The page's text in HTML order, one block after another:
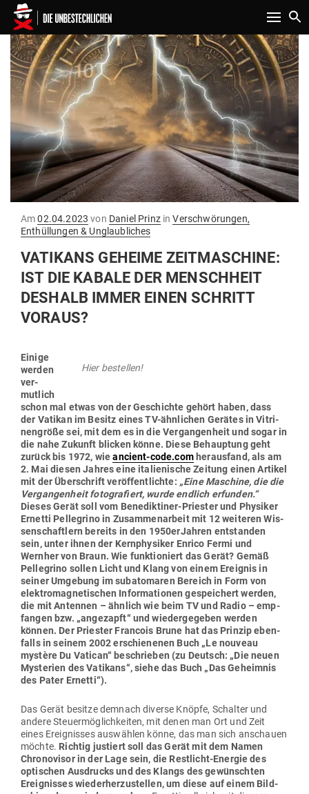
Toggle
AmGepostet
am
02.04.2023 von Daniel PrinzinVerschwörungen,
Enthüllungen & Unglaubliches
VATIKANS GEHEIME ZEIT­MA­SCHINE:
IST DIE KABALE DER MENSCHHEIT
DESHALB IMMER EINEN SCHRITT
VORAUS?
Hier bestellen!
Einige
werden
ver­
mutlich
schon mal etwas von der Geschichte gehört haben, dass
der Vatikan im Besitz eines TV-ähn­lichen Gerätes in Vitri­
nen­größe sei, mit dem es in die Ver­gan­genheit und sogar in
die nahe Zukunft blicken könne. Diese Behauptung geht
zurück bis 1972, wieancient-code.comher­ausfand, als am
2. Mai diesen Jahres eine ita­lie­nische Zeitung einen Artikel
mit der Über­schrift ver­öf­fent­lichte: „Eine Maschine, die die
Ver­gan­genheit foto­gra­fiert, wurde endlich erfunden.“
Dieses Gerät soll vom Bene­dik­tiner-Priester und Phy­siker
Ernetti Pel­le­grino in Zusam­men­arbeit mit 12 wei­teren Wis­
sen­schaftlern bereits in den 1950erJahren ent­standen
sein, unter ihnen der Kern­phy­siker Enrico Fermi und
Wernher von Braun. Wie funk­tio­niert das Gerät? Gemäß
Pel­le­grino sollen Licht und Klang von einem Ereignis in
seiner Umgebung im sub­ato­maren Bereich in Form von
elek­tro­ma­gne­ti­schen Infor­ma­tionen gespei­chert werden,
die mit Antennen – ähnlich wie beim TV und Radio – emp­
fangen bzw. „ange­zapft“ und wie­der­ge­geben werden
können. Der Priester Francois Brune hat das Prinzip eben­
falls in seinem 2002 erschie­nenen Buch „Le nouveau
mystère Du Vatican“ beschrieben (zu Deutsch: „Die neuen
Mys­terien des Vatikans“, siehe das Buch „Das Geheimnis
des Pater Ernetti“).
Das Gerät besitze demnach diverse Knöpfe, Schalter und
andere Steu­er­mög­lich­keiten, mit denen man Ort und Zeit
eines Ereig­nisses aus­wählen könne, das man sich anschauen
möchte. Richtig jus­tiert soll das Gerät mit dem Namen
Chro­no­visor in der Lage sein, die Rest­licht-Energie des
opti­schen Aus­drucks und des Klangs des gewünschten
Ereig­nisses wie­der­her­zu­stellen, um diese auf einem Bild­